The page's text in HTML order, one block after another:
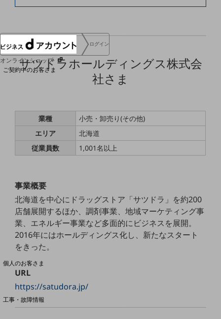
NTTドコモグループ
ログイン
オンラインショップ
ご契約中のお客さま
ご契約中サービスの一元管理
Web明細(ビリングステーション)
料金分析(ご利用料金管理サービス)
Web明細(My docomo)
個人のお客さま
NTTドコモ
OCNなど
工事・故障情報
お客さまサポートサイト
サツドラホールディングス株式会
社さま
業種
小売・卸売り(その他)
エリア
北海道
従業員数
1,001名以上
事業概要
北海道を中心にドラッグストア「サツドラ」を約200
店舗展開するほか、調剤事業、地域マーケティング事
業、エネルギー事業など多面的にビジネスを展開。
2016年にはホールディングス化し、新たなスタート
をきった。
URL
https://satudora.jp/